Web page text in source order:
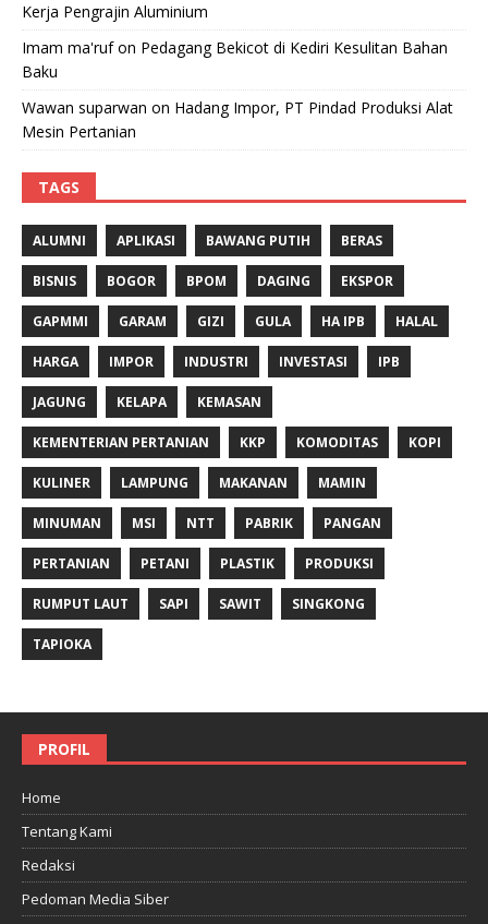
Kerja Pengrajin Aluminium
Imam ma'rufon Pedagang Bekicot di Kediri Kesulitan Bahan
Baku
Wawan suparwan on Hadang Impor, PT Pindad Produksi Alat
Mesin Pertanian
TAGS
ALUMNI APLIKASI BAWANG PUTIH BERAS
BISNIS BOGOR BPOM DAGING EKSPOR
GAPMMI GARAM GIZI GULA HA IPB HALAL
HARGA IMPOR INDUSTRI INVESTASI IPB
JAGUNG KELAPA KEMASAN
KEMENTERIAN PERTANIAN KKP KOMODITAS KOPI
KULINER LAMPUNG MAKANAN MAMIN
MINUMAN MSI NTT PABRIK PANGAN
PERTANIAN PETANI PLASTIK PRODUKSI
RUMPUT LAUT SAPI SAWIT SINGKONG
TAPIOKA
PROFIL
Home
Tentang Kami
Redaksi
Pedoman Media Siber